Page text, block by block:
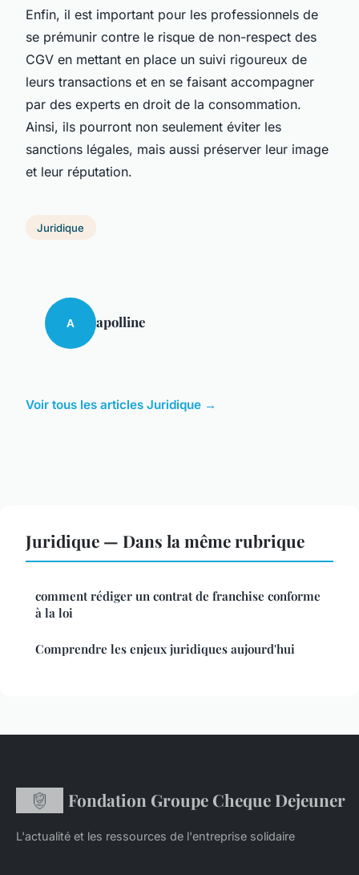
Enfin, il est important pour les professionnels de
se prémunir contre le risque de non-respect des
CGV en mettant en place un suivi rigoureux de
leurs transactions et en se faisant accompagner
par des experts en droit de la consommation.
Ainsi, ils pourront non seulement éviter les
sanctions légales, mais aussi préserver leur image
et leur réputation.
Juridique
A apolline
Voir tous les articles Juridique →
Juridique — Dans la même rubrique
comment rédiger un contrat de franchise conforme
à la loi
Comprendre les enjeux juridiques aujourd'hui
Fondation Groupe Cheque Dejeuner
L'actualité et les ressources de l'entreprise solidaire